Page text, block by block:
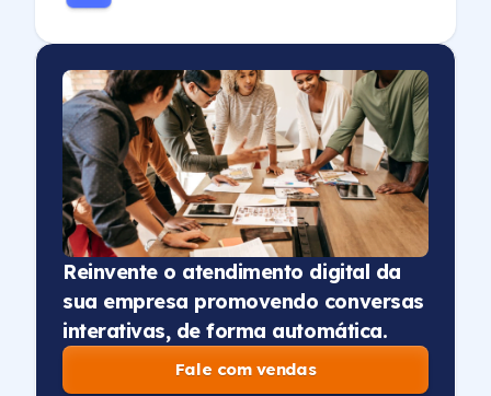
Reinvente o atendimento digital da
sua empresa promovendo conversas
interativas, de forma automática.
Fale com vendas